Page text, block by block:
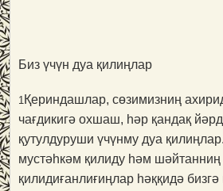
Биз үчүн дуа қилиңлар
1Қериндашлар, сөзимизниң
чағдикигә охшаш, һәр қандақ
қутулдуруши үчүнму дуа
мустәһкәм қилиду һәм
қилидиғанлиғиңлар һәққидә